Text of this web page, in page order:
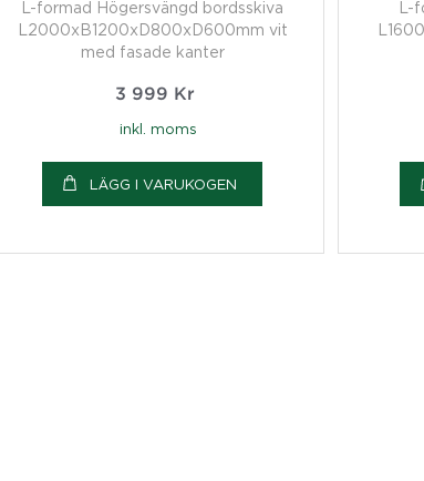
L-formad Högersvängd bordsskiva
L2000xB1200xD800xD600mm vit
med fasade kanter
3 999 Kr
inkl. moms
LÄGG I VARUKOGEN